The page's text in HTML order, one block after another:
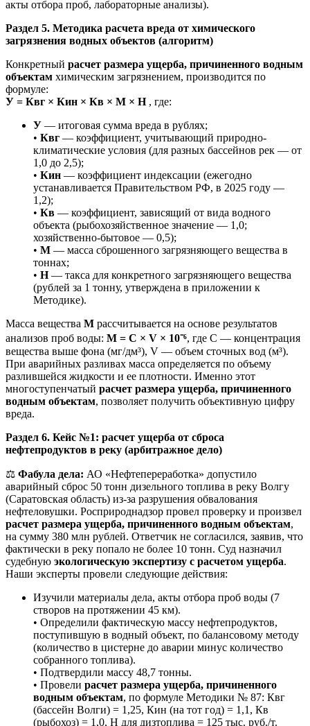
акты отбора проб, лабораторные анализы).
Раздел 5. Методика расчета вреда от химического
загрязнения водных объектов (алгоритм)
Конкретный расчет размера ущерба, причиненного водным
объектам химическим загрязнением, производится по
формуле:
У = Квг × Кин × Кв × М × Н, где:
У — итоговая сумма вреда в рублях;
• Квг — коэффициент, учитывающий природно-
климатические условия (для разных бассейнов рек — от
1,0 до 2,5);
• Кин — коэффициент индексации (ежегодно
устанавливается Правительством РФ, в 2025 году —
1,2);
• Кв — коэффициент, зависящий от вида водного
объекта (рыбохозяйственное значение — 1,0;
хозяйственно-бытовое — 0,5);
• М — масса сброшенного загрязняющего вещества в
тоннах;
• Н— такса для конкретного загрязняющего вещества
(рублей за 1 тонну, утверждена в приложении к
Методике).
Масса вещества М рассчитывается на основе результатов
анализов проб воды: М = С × V × 10⁻⁶, где С — концентрация
вещества выше фона (мг/дм³), V — объем сточных вод (м³).
При аварийных разливах масса определяется по объему
разлившейся жидкости и ее плотности. Именно этот
многоступенчатый расчет размера ущерба, причиненного
водным объектам, позволяет получить объективную цифру
вреда.
Раздел 6. Кейс №1: расчет ущерба от сброса
нефтепродуктов в реку (арбитражное дело)
⚖️ Фабула дела: АО «Нефтепереработка» допустило
аварийный сброс 50 тонн дизельного топлива в реку Волгу
(Саратовская область) из-за разрушения обвалования
нефтеловушки. Росприроднадзор провел проверку и произвел
расчет размера ущерба, причиненного водным объектам,
на сумму 380 млн рублей. Ответчик не согласился, заявив, что
фактически в реку попало не более 10 тонн. Суд назначил
судебную экологическую экспертизу с расчетом ущерба.
Наши эксперты провели следующие действия:
Изучили материалы дела, акты отбора проб воды (7
створов на протяжении 45 км).
• Определили фактическую массу нефтепродуктов,
поступившую в водный объект, по балансовому методу
(количество в цистерне до аварии минус количество
собранного топлива).
• Подтвердили массу 48,7 тонны.
• Провели расчет размера ущерба, причиненного
водным объектам, по формуле Методики № 87: Квг
(бассейн Волги) = 1,25, Кин (на тот год) = 1,1, Кв
(рыбохоз) = 1,0, Н для дизтоплива = 125 тыс. руб./т.